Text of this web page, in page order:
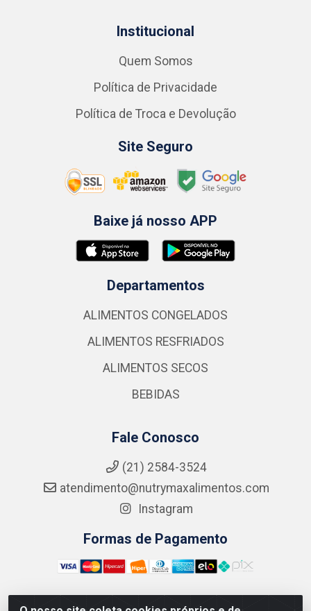
Institucional
Quem Somos
Política de Privacidade
Política de Troca e Devolução
Site Seguro
Baixe já nosso APP
Departamentos
ALIMENTOS CONGELADOS
ALIMENTOS RESFRIADOS
ALIMENTOS SECOS
BEBIDAS
Fale Conosco
(21) 2584-3524
atendimento@nutrymaxalimentos.com
Instagram
Formas de Pagamento